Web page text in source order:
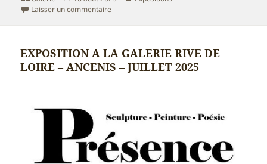
le
Laisser un commentairesur EXPOSITION Points de vues à St Florent le
EXPOSITION A LA GALERIE RIVE DE
LOIRE – ANCENIS – JUILLET 2025